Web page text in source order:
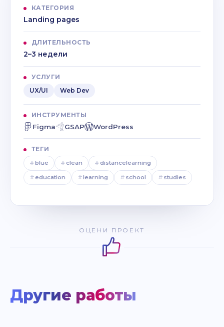
КАТЕГОРИЯ
Landing pages
ДЛИТЕЛЬНОСТЬ
2–3 недели
УСЛУГИ
UX/UI
Web Dev
ИНСТРУМЕНТЫ
Figma GSAP WordPress
ТЕГИ
#blue #clean #distancelearning
#education #learning # school # studies
ОЦЕНИ ПРОЕКТ
Другие работы